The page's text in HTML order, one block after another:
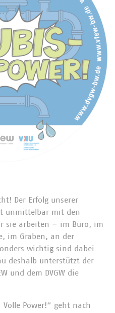
Der Erfolg unserer
unmittelbar mit den
sie arbeiten – im Büro, im
im Graben, an der
wichtig sind dabei
deshalb unterstützt der
und dem DVGW die
Power!“ geht nach